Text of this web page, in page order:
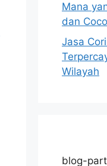
Mana
dan
Jasa
Wilayah
blog-